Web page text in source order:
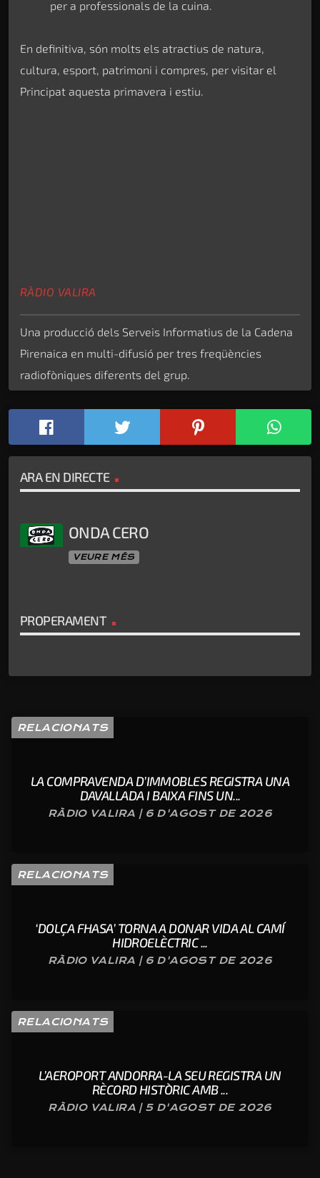
per a professionals de la cuina.
En definitiva, són molts els atractius de natura,
cultura, esport, patrimoni i compres, per visitar el
Principat aquesta primavera i estiu.
RÀDIO VALIRA
Una producció dels Serveis Informatius de la Cadena
Pirenaica en multi-difusió per tres freqüències
radiofòniques diferents del grup.
ARA EN DIRECTE
ONDA CERO
VEURE MÉS
PROPERAMENT
RELACIONATS
LA COMPRAVENDA D’IMMOBLES REGISTRA UNA
DAVALLADA I BAIXA FINS UN...
RÀDIO VALIRA | 6 D'AGOST DE 2026
RELACIONATS
‘DOLÇA FHASA’ TORNA A DONAR VIDA AL CAMÍ
HIDROELÈCTRIC ...
RÀDIO VALIRA | 6 D'AGOST DE 2026
RELACIONATS
L’AEROPORT ANDORRA-LA SEU REGISTRA UN
RÈCORD HISTÒRIC AMB ...
RÀDIO VALIRA | 5 D'AGOST DE 2026